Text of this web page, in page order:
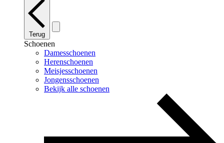
Terug
Schoenen
Damesschoenen
Herenschoenen
Meisjesschoenen
Jongensschoenen
Bekijk alle schoenen